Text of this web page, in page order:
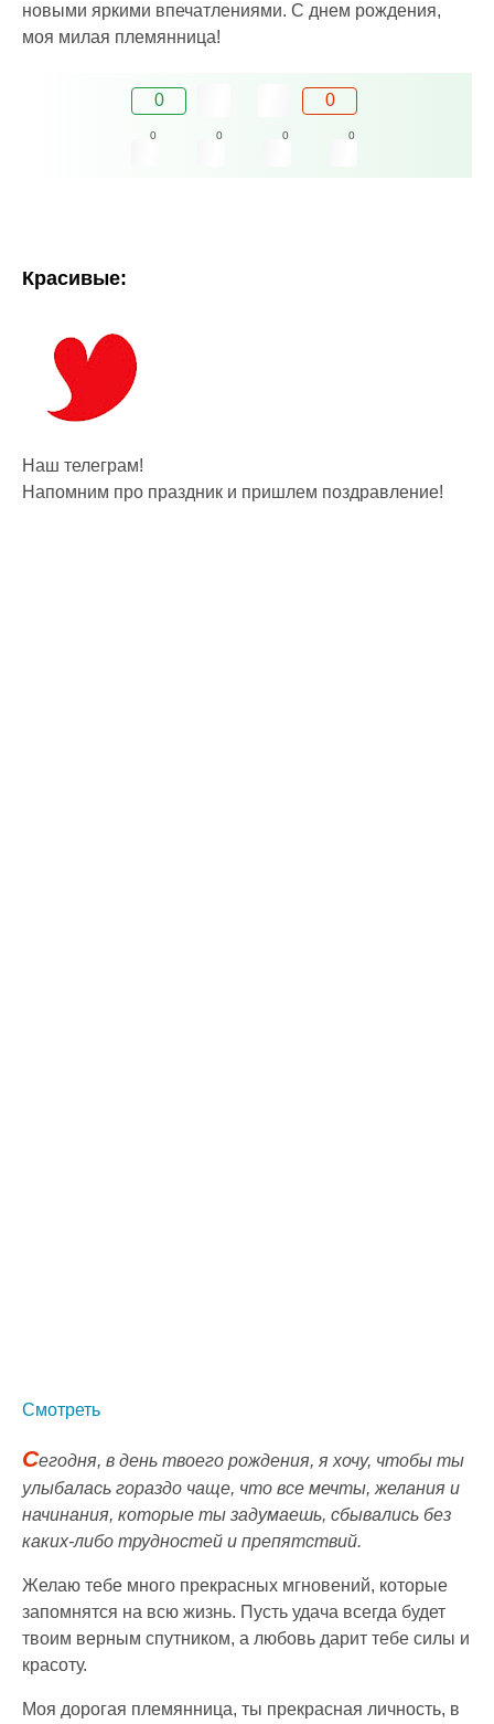
новыми яркими впечатлениями. С днем рождения,
моя милая племянница!
0 0
0 0 0 0
Красивые:
Наш телеграм!
Напомним про праздник и пришлем поздравление!
Смотреть
Сегодня, в день твоего рождения, я хочу, чтобы ты
улыбалась гораздо чаще, что все мечты, желания и
начинания, которые ты задумаешь, сбывались без
каких-либо трудностей и препятствий.
Желаю тебе много прекрасных мгновений, которые
запомнятся на всю жизнь. Пусть удача всегда будет
твоим верным спутником, а любовь дарит тебе силы и
красоту.
Моя дорогая племянница, ты прекрасная личность, в